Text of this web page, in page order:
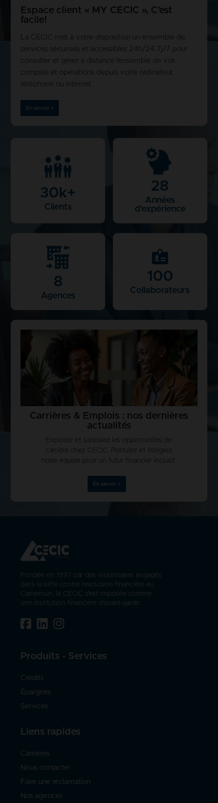
Espace client « MY CECIC », C’est
facile!
La CECIC met à votre disposition un ensemble de
services sécurisés et accessibles 24h/24 7j/7 pour
consulter et gérer à distance l’ensemble de vos
comptes et opérations depuis votre ordinateur,
téléphone ou internet.
En savoir +
30 k+
Clients
28
Années
d'expérience
8
Agences
100
Collaborateurs
Carrières & Emplois : nos dernières
actualités
Explorez et saisissez les opportunités de
carrière chez CECIC. Postulez et intégrez
notre équipe pour un futur financier inclusif.
En savoir +
Fondée en 1997 par des visionnaires engagés
dans la lutte contre l'exclusion financière au
Cameroun, la CECIC s'est imposée comme
une institution financière d'avant-garde.
Produits - Services
Crédits
Épargnes
Services
Liens rapides
Carrières
Nous contacter
Faire une réclamation
Nos agences